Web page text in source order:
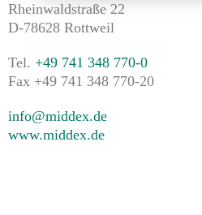
Rheinwaldstraße 22
D-78628 Rottweil
Tel. +49 741 348 770-0
Fax +49 741 348 770-20
info@middex.de
www.middex.de